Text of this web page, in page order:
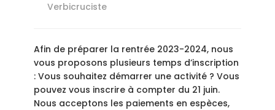
Verbicruciste
Afin de préparer la rentrée 2023-2024, nous
vous proposons plusieurs temps d’inscription
: Vous souhaitez démarrer une activité ? Vous
pouvez vous inscrire à compter du 21 juin.
Nous acceptons les paiements en espèces,